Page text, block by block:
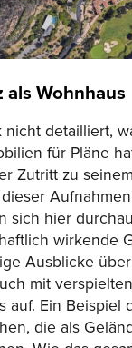
als Wohnhaus
nicht detailliert,
für Pläne
Zutritt zu
sich hier
wirkende
Ausblicke
mit
auf. Ein Beispiel
die als